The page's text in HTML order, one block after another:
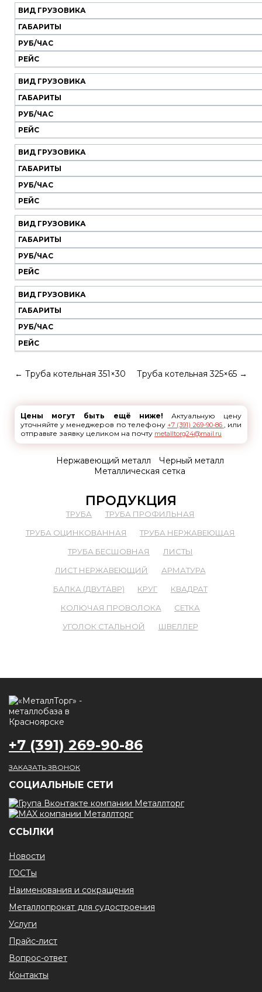
ВИД ГРУЗОВИКА
ГАБАРИТЫ
РУБ/ЧАС
РЕЙС
ВИД ГРУЗОВИКА
ГАБАРИТЫ
РУБ/ЧАС
РЕЙС
ВИД ГРУЗОВИКА
ГАБАРИТЫ
РУБ/ЧАС
РЕЙС
ВИД ГРУЗОВИКА
ГАБАРИТЫ
РУБ/ЧАС
РЕЙС
ВИД ГРУЗОВИКА
ГАБАРИТЫ
РУБ/ЧАС
РЕЙС
← Труба котельная 351×30 Труба котельная 325×65 →
Цены могут быть ещё ниже! Актуальную цену
уточняйте у менеджеров по телефону +7 (391) 269-90-86 , или
отправьте заявку целиком на почту metalltorg24@mail.ru
Нержавеющий металл
Черный металл
Металлическая сетка
ПРОДУКЦИЯ
ТРУБА
ТРУБА ПРОФИЛЬНАЯ
ТРУБА ОЦИНКОВАННАЯ
ТРУБА НЕРЖАВЕЮЩАЯ
ТРУБА БЕСШОВНАЯ
ЛИСТЫ
ЛИСТ НЕРЖАВЕЮЩИЙ
АРМАТУРА
БАЛКА (ДВУТАВР)
КРУГ
КВАДРАТ
КОЛЮЧАЯ ПРОВОЛОКА
СЕТКА
УГОЛОК СТАЛЬНОЙ
ШВЕЛЛЕР
+7 (391) 269-90-86
ЗАКАЗАТЬ ЗВОНОК
CОЦИАЛЬНЫЕ СЕТИ
ССЫЛКИ
Новости
ГОСТы
Наименования и сокращения
Металлопрокат для судостроения
Услуги
Прайс-лист
Вопрос-ответ
Контакты